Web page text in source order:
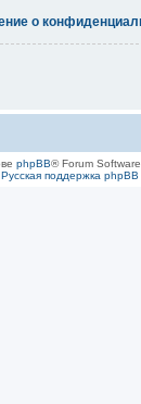
о
phpBB® Forum
Русская поддержка phpBB